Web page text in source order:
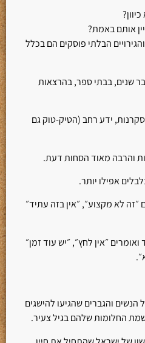
אותם באמת?
הבלתי פוסקים הם בכלל
שנים, בבתי ספר, בהרצאות
ידע רחב (הטיק-טוק גם
והרבה מאוד הסחות דעת.
אפילו יותר.
לא מקצוע״, ״אין בזה עתיד״
״אין לחץ״, ״יש עוד זמן״
הנשים והגברים שהגיעו להישגים
החלומות שלהם בגיל צעיר.